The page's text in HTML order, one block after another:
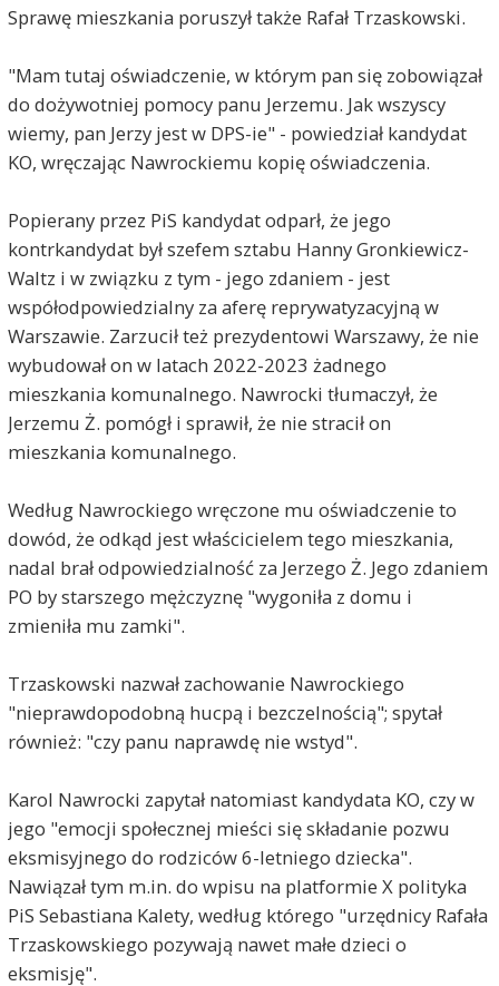
Sprawę mieszkania poruszył także Rafał Trzaskowski.
"Mam tutaj oświadczenie, w którym pan się zobowiązał
do dożywotniej pomocy panu Jerzemu. Jak wszyscy
wiemy, pan Jerzy jest w DPS-ie" - powiedział kandydat
KO, wręczając Nawrockiemu kopię oświadczenia.
Popierany przez PiS kandydat odparł, że jego
kontrkandydat był szefem sztabu Hanny Gronkiewicz-
Waltz i w związku z tym - jego zdaniem - jest
współodpowiedzialny za aferę reprywatyzacyjną w
Warszawie. Zarzucił też prezydentowi Warszawy, że nie
wybudował on w latach 2022-2023 żadnego
mieszkania komunalnego. Nawrocki tłumaczył, że
Jerzemu Ż. pomógł i sprawił, że nie stracił on
mieszkania komunalnego.
Według Nawrockiego wręczone mu oświadczenie to
dowód, że odkąd jest właścicielem tego mieszkania,
nadal brał odpowiedzialność za Jerzego Ż. Jego zdaniem
PO by starszego mężczyznę "wygoniła z domu i
zmieniła mu zamki".
Trzaskowski nazwał zachowanie Nawrockiego
"nieprawdopodobną hucpą i bezczelnością"; spytał
również: "czy panu naprawdę nie wstyd".
Karol Nawrocki zapytał natomiast kandydata KO, czy w
jego "emocji społecznej mieści się składanie pozwu
eksmisyjnego do rodziców 6-letniego dziecka".
Nawiązał tym m.in. do wpisu na platformie X polityka
PiS Sebastiana Kalety, według którego "urzędnicy Rafała
Trzaskowskiego pozywają nawet małe dzieci o
eksmisję".